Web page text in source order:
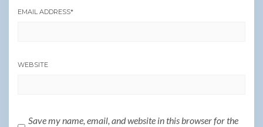
EMAIL ADDRESS*
WEBSITE
Save my name, email, and website in this browser for the